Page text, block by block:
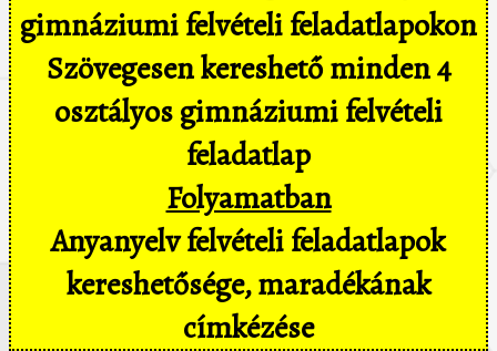
gimnáziumi felvételi feladatlapokon
Szövegesen kereshető minden 4
osztályos gimnáziumi felvételi
feladatlap
Folyamatban
Anyanyelv felvételi feladatlapok
kereshetősége, maradékának
címkézése